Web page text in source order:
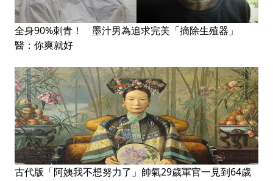
全身90%刺青！ 墨汁男為追求完美「摘除生殖器」
醫：你爽就好
古代版「阿姨我不想努力了」帥氣29歲軍官一見到64歲